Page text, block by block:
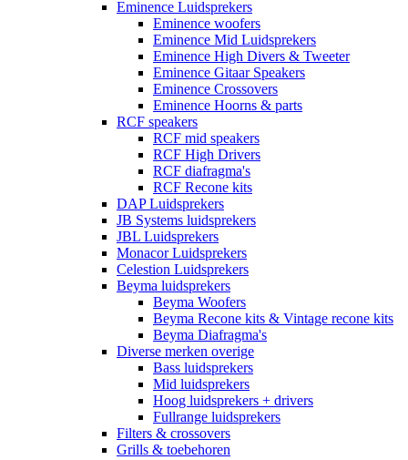
Eminence Luidsprekers
Eminence woofers
Eminence Mid Luidsprekers
Eminence High Divers & Tweeter
Eminence Gitaar Speakers
Eminence Crossovers
Eminence Hoorns & parts
RCF speakers
RCF mid speakers
RCF High Drivers
RCF diafragma's
RCF Recone kits
DAP Luidsprekers
JB Systems luidsprekers
JBL Luidsprekers
Monacor Luidsprekers
Celestion Luidsprekers
Beyma luidsprekers
Beyma Woofers
Beyma Recone kits & Vintage recone kits
Beyma Diafragma's
Diverse merken overige
Bass luidsprekers
Mid luidsprekers
Hoog luidsprekers + drivers
Fullrange luidsprekers
Filters & crossovers
Grills & toebehoren